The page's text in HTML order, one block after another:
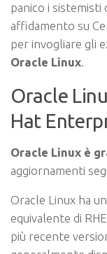
panico i sistemisti
affidamento su
per invogliare gli
Oracle Linux.
Oracle
Hat
Oracle Linux è
aggiornamenti
Oracle Linux ha
equivalente di
più recente